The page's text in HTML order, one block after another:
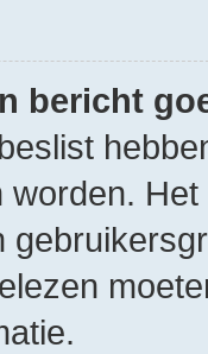
bericht
worden.